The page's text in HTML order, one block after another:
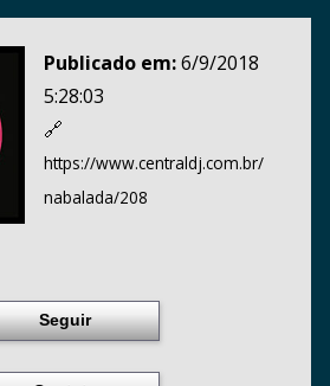
Publicado em:6/9/2018
5:28:03
🔗
https://www.centraldj.com.br/
nabalada/208
Seguir